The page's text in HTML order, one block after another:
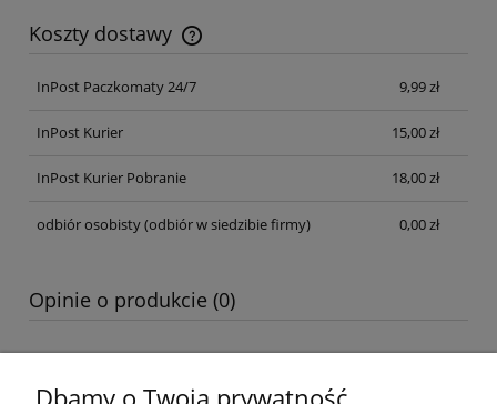
Koszty dostawy
Cena nie zawiera ewentualnych kosztów płatności
InPost Paczkomaty 24/7
9,99 zł
InPost Kurier 15,00 zł
InPost Kurier Pobranie 18,00 zł
odbiór osobisty(odbiór w siedzibie firmy) 0,00 zł
Opinie o produkcie (0)